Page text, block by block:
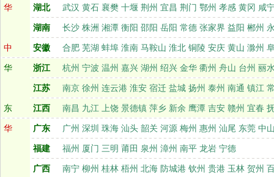
华 湖北 武汉 黄石 襄樊 十堰 荆州 宜昌 荆门 鄂州 孝感 黄冈 咸
湖南 长沙 株洲 湘潭 衡阳 邵阳 岳阳 常德 张家界 益阳 郴州
中 安徽 合肥 芜湖 蚌埠 淮南 马鞍山 淮北 铜陵 安庆 黄山 滁州
华 浙江 杭州 宁波 温州 嘉兴 湖州 绍兴 金华 衢州 舟山 台州 丽
江苏 南京 徐州 连云港 淮安 宿迁 盐城 扬州 泰州 南通 镇江
东 江西 南昌 九江 上饶 景德镇 萍乡 新余 鹰潭 吉安 赣州 宜春
华 广东 广州 深圳 珠海 汕头 韶关 河源 梅州 惠州 汕尾 东莞 中
福建 福州 厦门 三明 莆田 泉州 漳州 南平 龙岩 宁德
广西 南宁 柳州 桂林 梧州 北海 防城港 钦州 贵港 玉林 贺州